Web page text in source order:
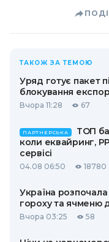
ТАКОЖ ЗА ТЕМОЮ
Уряд готує пакет
блокування
Вчора 11:28 67
ПАРТНЕРСЬКА
ТОП
коли еквайринг,
сервісі
04.08 06:50 18780
Україна
гороху та ячменю
Вчора 03:25 58